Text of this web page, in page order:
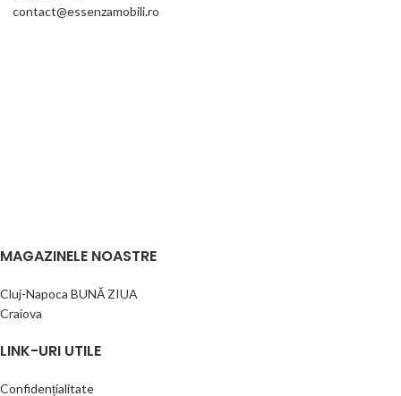
contact@essenzamobili.ro
MAGAZINELE NOASTRE
Cluj-Napoca BUNĂ ZIUA
Craiova
LINK-URI UTILE
Confidențialitate